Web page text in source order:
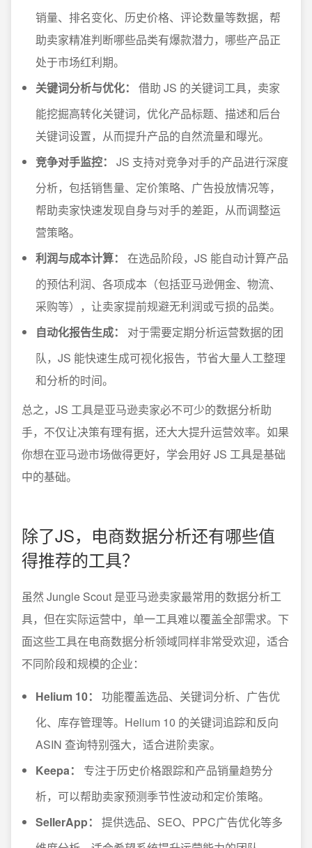
销量、排名变化、历史价格、评论数量等数据，帮
助卖家精准判断哪些品类有爆款潜力，哪些产品正
处于市场红利期。
关键词分析与优化：
借助 JS 的关键词工具，卖家
能挖掘高转化关键词，优化产品标题、描述和后台
关键词设置，从而提升产品的自然流量和曝光。
竞争对手监控：
JS 支持对竞争对手的产品进行深度
分析，包括销售量、定价策略、广告投放情况等，
帮助卖家快速发现自身与对手的差距，从而调整运
营策略。
利润与成本计算：
在选品阶段，JS 能自动计算产品
的预估利润、各项成本（包括亚马逊佣金、物流、
采购等），让卖家提前规避无利润或亏损的品类。
自动化报告生成：
对于需要定期分析运营数据的团
队，JS 能快速生成可视化报告，节省大量人工整理
和分析的时间。
总之，JS 工具是亚马逊卖家必不可少的数据分析助
手，不仅让决策有理有据，还大大提升运营效率。如果
你想在亚马逊市场做得更好，学会用好 JS 工具是基础
中的基础。
除了JS，电商数据分析还有哪些值
得推荐的工具？
虽然 Jungle Scout 是亚马逊卖家最常用的数据分析工
具，但在实际运营中，单一工具难以覆盖全部需求。下
面这些工具在电商数据分析领域同样非常受欢迎，适合
不同阶段和规模的企业：
Helium 10：
功能覆盖选品、关键词分析、广告优
化、库存管理等。Helium 10 的关键词追踪和反向
ASIN 查询特别强大，适合进阶卖家。
Keepa：
专注于历史价格跟踪和产品销量趋势分
析，可以帮助卖家预测季节性波动和定价策略。
SellerApp：
提供选品、SEO、PPC广告优化等多